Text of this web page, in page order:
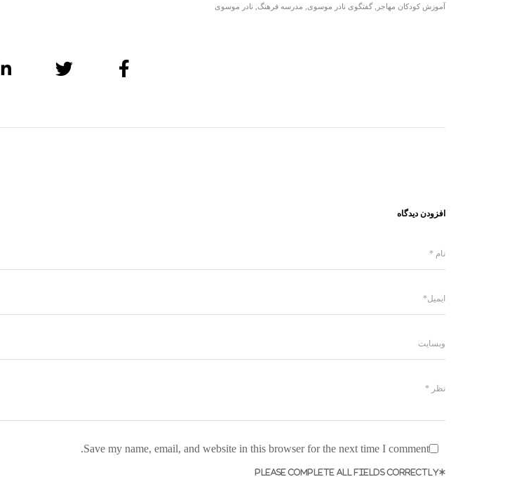
آموزش کودکان مهاجر ,گفتگوی نادر موسوی مدرسه فرهنگ نادر موسوی
افزودن دیدگاه
Save my name, email, and website in this browser for the next time I comment.
*PLEASE COMPLETE ALL FIELDS CORRECTLY